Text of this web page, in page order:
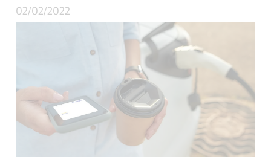
02/02/2022